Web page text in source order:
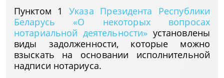
Пунктом 1Указа Президента Республики
Беларусь «О некоторых вопросах
нотариальной деятельности» установлены
виды задолженности, которые можно
взыскать на основании исполнительной
надписи нотариуса.